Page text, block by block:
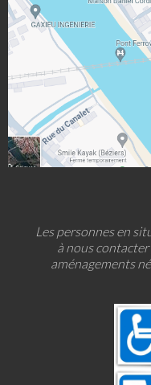
Les personnes en
à nous
aménagements